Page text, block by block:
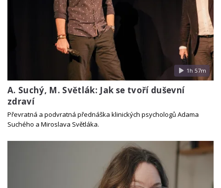
1h 57m
A. Suchý, M. Světlák: Jak se tvoří duševní
zdraví
Převratná a podvratná přednáška klinických psychologů Adama
Suchého a Miroslava Světláka.